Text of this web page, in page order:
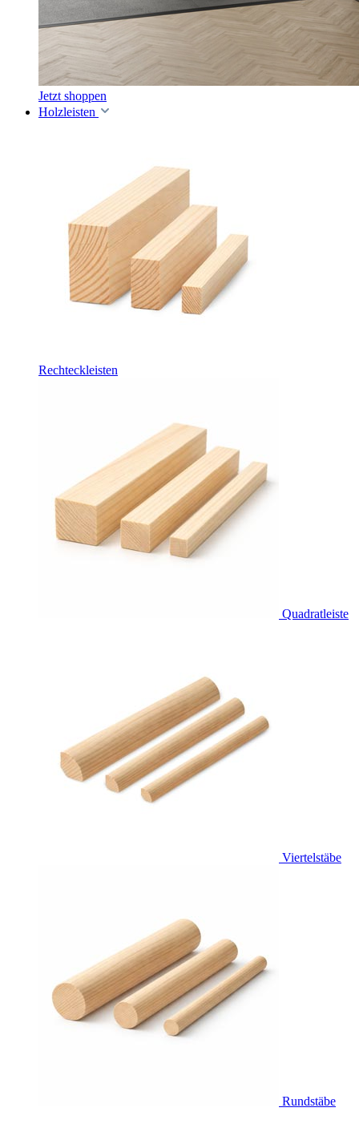
Jetzt shoppen
Holzleisten
Rechteckleisten
Quadratleiste
Viertelstäbe
Rundstäbe